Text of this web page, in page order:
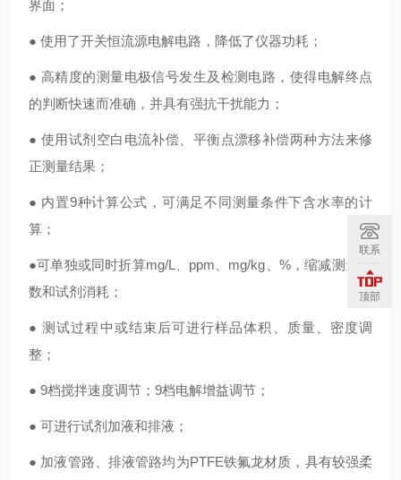
界面；
● 使用了开关恒流源电解电路，降低了仪器功耗；
● 高精度的测量电极信号发生及检测电路，使得电解终点
的判断快速而准确，并具有强抗干扰能力；
● 使用试剂空白电流补偿、平衡点漂移补偿两种方法来修
正测量结果；
● 内置9种计算公式，可满足不同测量条件下含水率的计
算；
●可单独或同时折算mg/L、ppm、mg/kg、%，缩减测量次
数和试剂消耗；
● 测试过程中或结束后可进行样品体积、质量、密度调
整；
● 9档搅拌速度调节；9档电解增益调节；
● 可进行试剂加液和排液；
● 加液管路、排液管路均为PTFE铁氟龙材质，具有较强柔
联系
顶部